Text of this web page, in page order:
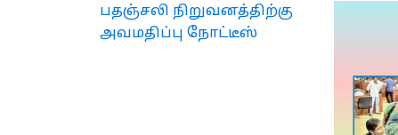
பதஞ்சலி நிறுவனத்திற்கு
அவமதிப்பு நோட்டீஸ்